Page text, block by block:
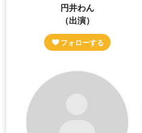
円井わん
（出演）